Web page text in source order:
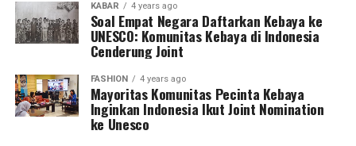
KABAR 4 years ago
Soal Empat Negara Daftarkan Kebaya ke
UNESCO: Komunitas Kebaya di Indonesia
Cenderung Joint
FASHION 4 years ago
Mayoritas Komunitas Pecinta Kebaya
Inginkan Indonesia Ikut Joint Nomination
ke Unesco